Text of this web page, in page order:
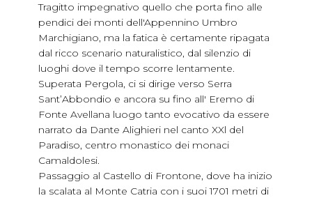
Tragitto impegnativo quello che porta fino alle
pendici dei monti dell'Appennino Umbro
Marchigiano, ma la fatica è certamente ripagata
dal ricco scenario naturalistico, dal silenzio di
luoghi dove il tempo scorre lentamente.
Superata Pergola, ci si dirige verso Serra
Sant’Abbondio e ancora su fino all' Eremo di
Fonte Avellana luogo tanto evocativo da essere
narrato da Dante Alighieri nel canto XXl del
Paradiso, centro monastico dei monaci
Camaldolesi.
Passaggio al Castello di Frontone, dove ha inizio
la scalata al Monte Catria con i suoi 1701 metri di